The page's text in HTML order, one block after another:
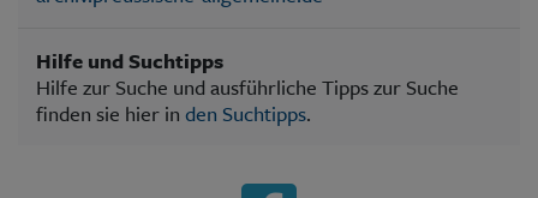
Hilfe und Suchtipps
Hilfe zur Suche und ausführliche Tipps zur Suche
finden sie hier in den Suchtipps.